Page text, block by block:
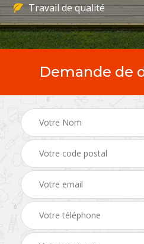
Travail de qualité
Demande de